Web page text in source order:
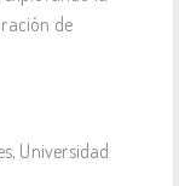
de
Universidad